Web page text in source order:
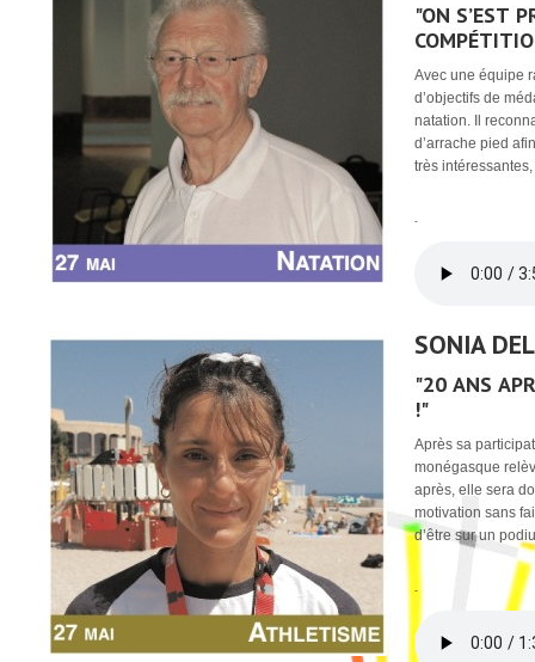
"ON S’EST
Avec une équipe
d’objectifs de
natation. Il
d’arrache pied
très
-
SONIA
"20 ANS
!"
Après sa
monégasque
après, elle sera
motivation sans
d’être sur un
-